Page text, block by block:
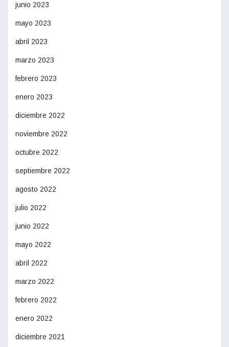
junio 2023
mayo 2023
abril 2023
marzo 2023
febrero 2023
enero 2023
diciembre 2022
noviembre 2022
octubre 2022
septiembre 2022
agosto 2022
julio 2022
junio 2022
mayo 2022
abril 2022
marzo 2022
febrero 2022
enero 2022
diciembre 2021